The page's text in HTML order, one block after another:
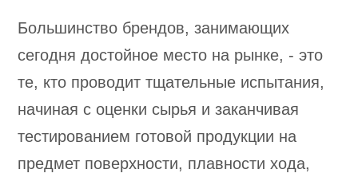
Большинство брендов, занимающих
сегодня достойное место на рынке, - это
те, кто проводит тщательные испытания,
начиная с оценки сырья и заканчивая
тестированием готовой продукции на
предмет поверхности, плавности хода,